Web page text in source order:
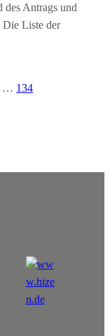
des Antrags und
Die Liste der
… 134